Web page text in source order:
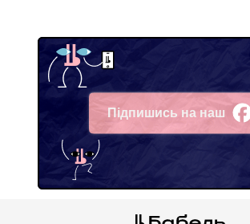
Підпишись на наш
Facebook